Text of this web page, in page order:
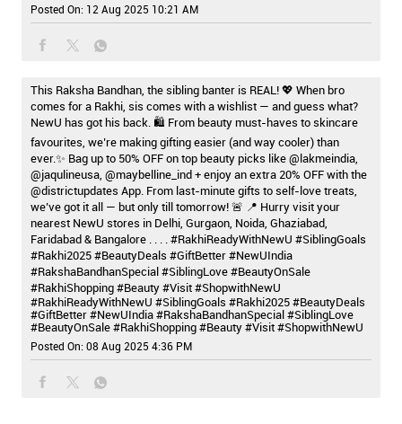
Posted On: 12 Aug 2025 10:21 AM
This Raksha Bandhan, the sibling banter is REAL! 💖 When bro
comes for a Rakhi, sis comes with a wishlist — and guess what?
NewU has got his back. 🛍️ From beauty must-haves to skincare
favourites, we’re making gifting easier (and way cooler) than
ever.✨ Bag up to 50% OFF on top beauty picks like @lakmeindia,
@jaqulineusa, @maybelline_ind + enjoy an extra 20% OFF with the
@districtupdates App. From last-minute gifts to self-love treats,
we’ve got it all — but only till tomorrow! 🚨 📍 Hurry visit your
nearest NewU stores in Delhi, Gurgaon, Noida, Ghaziabad,
Faridabad & Bangalore . . . . #RakhiReadyWithNewU #SiblingGoals
#Rakhi2025 #BeautyDeals #GiftBetter #NewUIndia
#RakshaBandhanSpecial #SiblingLove #BeautyOnSale
#RakhiShopping #Beauty #Visit #ShopwithNewU
#RakhiReadyWithNewU #SiblingGoals #Rakhi2025#BeautyDeals
#GiftBetter#NewUIndia#RakshaBandhanSpecial#SiblingLove
#BeautyOnSale#RakhiShopping#Beauty#Visit#ShopwithNewU
Posted On: 08 Aug 2025 4:36 PM